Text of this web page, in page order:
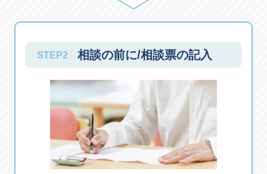
STEP2 相談の前に/相談票の記入